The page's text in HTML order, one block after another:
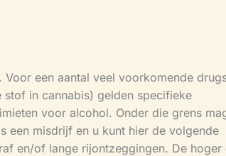
een aantal veel voorkomende
in cannabis) gelden specifieke
voor alcohol. Onder die grens
een misdrijf en u kunt hier de volgende
en/of lange rijontzeggingen. De hoger